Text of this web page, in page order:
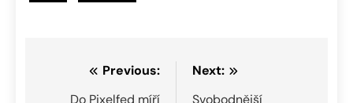
NavigacePrevious:
Do Pixelfed míří
Next:
Svobodnější